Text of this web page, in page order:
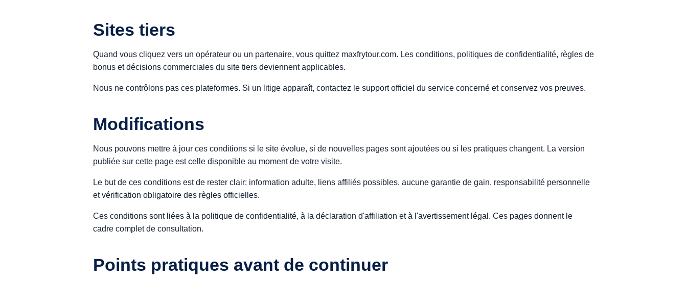
Sites tiers
Quand vous cliquez vers un opérateur ou un partenaire, vous quittez maxfrytour.com. Les conditions, politiques de confidentialité, règles de
bonus et décisions commerciales du site tiers deviennent applicables.
Nous ne contrôlons pas ces plateformes. Si un litige apparaît, contactez le support officiel du service concerné et conservez vos preuves.
Modifications
Nous pouvons mettre à jour ces conditions si le site évolue, si de nouvelles pages sont ajoutées ou si les pratiques changent. La version
publiée sur cette page est celle disponible au moment de votre visite.
Le but de ces conditions est de rester clair: information adulte, liens affiliés possibles, aucune garantie de gain, responsabilité personnelle
et vérification obligatoire des règles officielles.
Ces conditions sont liées à la politique de confidentialité, à la déclaration d'affiliation et à l'avertissement légal. Ces pages donnent le
cadre complet de consultation.
Points pratiques avant de continuer